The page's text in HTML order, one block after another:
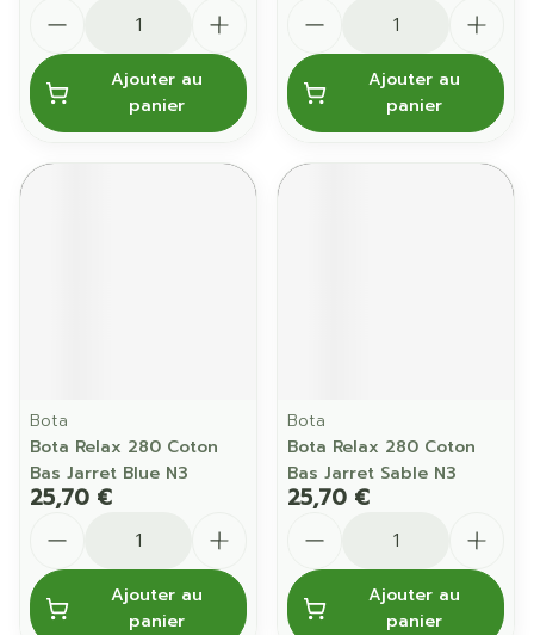
Ajouter au
panier
Ajouter au
panier
Bota
Bota Relax 280 Coton
Bas Jarret Blue N3
25,70 €
Ajouter au
panier
Bota
Bota Relax 280 Coton
Bas Jarret Sable N3
25,70 €
Ajouter au
panier